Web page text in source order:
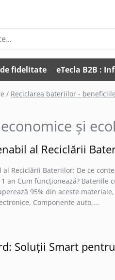
fidelitate eTecla B2B :
/ Reciclarea bateriilor -
și
al Reciclării
Reciclării Bateriilor: De ce
an Cum funcționează? Bateriile
95% din aceste
Componente auto,...
Soluții Smart